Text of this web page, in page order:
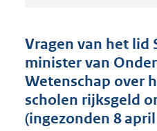
Vragen van het lid
minister van
Wetenschap over
scholen rijksgeld
(ingezonden 8